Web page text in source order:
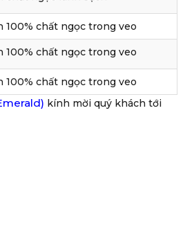
100% chất ngọc trong veo
100% chất ngọc trong veo
100% chất ngọc trong veo
kính mời quý khách tới